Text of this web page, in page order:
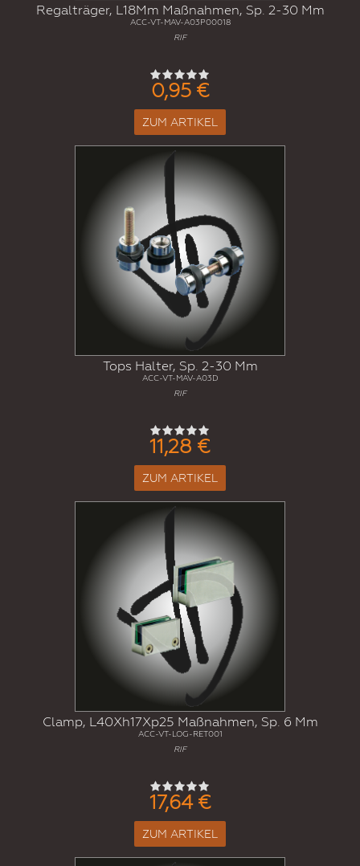
Regalträger, L18Mm Maßnahmen, Sp. 2-30 Mm
ACC-VT-MAV-A03P00018
RIF
0,95 €
ZUM ARTIKEL
Tops Halter, Sp. 2-30 Mm
ACC-VT-MAV-A03D
RIF
11,28 €
ZUM ARTIKEL
Clamp, L40Xh17Xp25 Maßnahmen, Sp. 6 Mm
ACC-VT-LOG-RET001
RIF
17,64 €
ZUM ARTIKEL